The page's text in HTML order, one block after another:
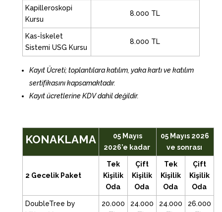
Kapilleroskopi
Kursu
8.000 TL
Kas-İskelet
Sistemi USG Kursu
8.000 TL
Kayıt Ücreti; toplantılara katılım, yaka kartı ve katılım
sertifikasını kapsamaktadır.
Kayıt ücretlerine KDV dahil değildir.
KONAKLAMA
05 Mayıs
2026’e kadar
05 Mayıs 2026
ve sonrası
2 Gecelik Paket
Tek
Kişilik
Oda
Çift
Kişilik
Oda
Tek
Kişilik
Oda
Çift
Kişilik
Oda
DoubleTree by
20.000
24.000
24.000
26.000